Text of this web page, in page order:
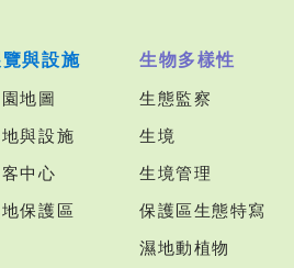
覽與設施
地圖
與設施
中心
保護區
生物多樣性
生態監察
生境
生境管理
保護區生態特寫
濕地動植物